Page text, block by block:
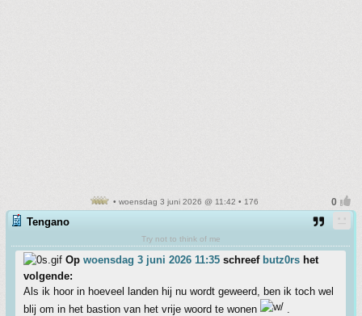
• woensdag 3 juni 2026 @ 11:42 • 176
Tengano
Try not to think of me
Op woensdag 3 juni 2026 11:35 schreef butz0rs het
volgende:
Als ik hoor in hoeveel landen hij nu wordt geweerd, ben ik toch wel
blij om in het bastion van het vrije woord te wonen
.